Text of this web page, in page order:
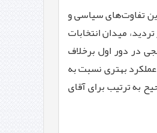
تفاوت‌های سیاسی و
میدان انتخابات
در دور اول برخلاف
بهتری نسبت به
و آرای نامزدها را بر حسب آرای صحیح به ترتیب برای آقای